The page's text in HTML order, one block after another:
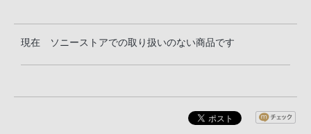
現在 ソニーストアでの取り扱いのない商品です